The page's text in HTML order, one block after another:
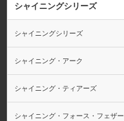
カク
シャイニングシリーズ
シャイニングシリーズ
シャイニング・アーク
シャイニング・ティアーズ
シャイニング・フォース・フェザー